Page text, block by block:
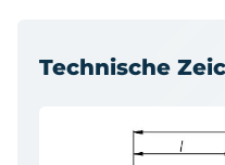
Technische